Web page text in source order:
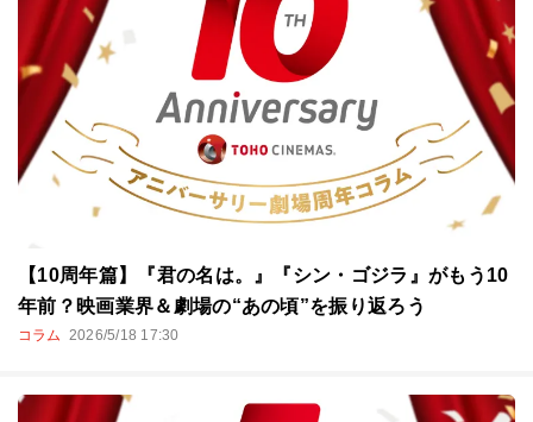
【10周年篇】『君の名は。』『シン・ゴジラ』がもう10
年前？映画業界＆劇場の“あの頃”を振り返ろう
コラム 2026/5/18 17:30